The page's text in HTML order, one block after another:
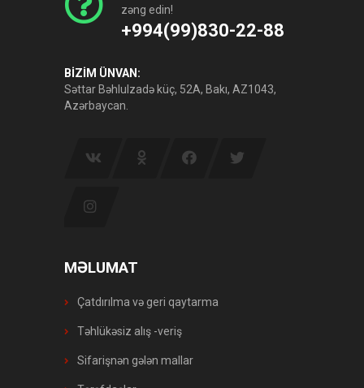
zəng edin!
+994(99)830-22-88
BİZİM ÜNVAN:
Səttar Bəhlulzadə küç, 52A, Bakı, AZ1043,
Azərbaycan.
MƏLUMAT
Çatdırılma və geri qaytarma
Təhlükəsiz alış -veriş
Sifarişnən gələn mallar